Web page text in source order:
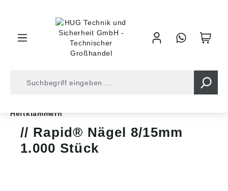
Heftklammern
Rapid® Nägel 8/15mm
1.000 Stück